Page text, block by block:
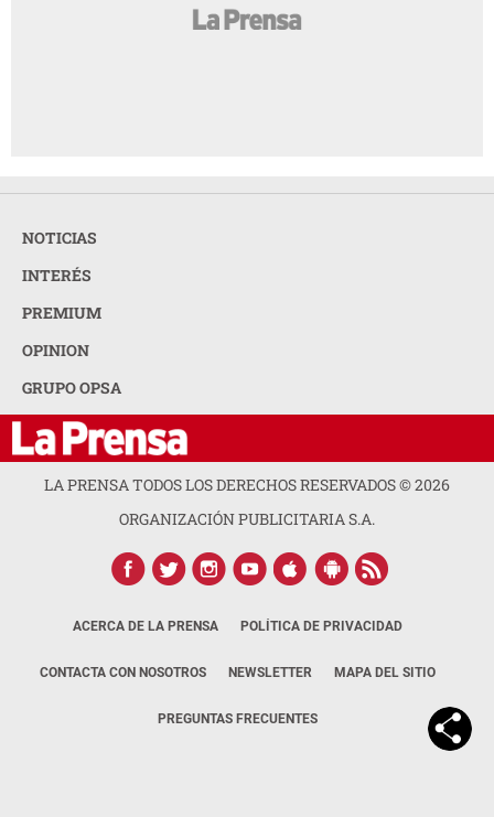
NOTICIAS
INTERÉS
PREMIUM
OPINION
GRUPO OPSA
LA PRENSA TODOS LOS DERECHOS RESERVADOS ©2026
ORGANIZACIÓN PUBLICITARIA S.A.
ACERCA DE LA PRENSA POLÍTICA DE PRIVACIDAD
CONTACTA CON NOSOTROS NEWSLETTER MAPA DEL SITIO
PREGUNTAS FRECUENTES